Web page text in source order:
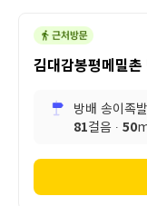
김대감봉평메밀촌
방배 송이족발
81걸음 ∙ 50